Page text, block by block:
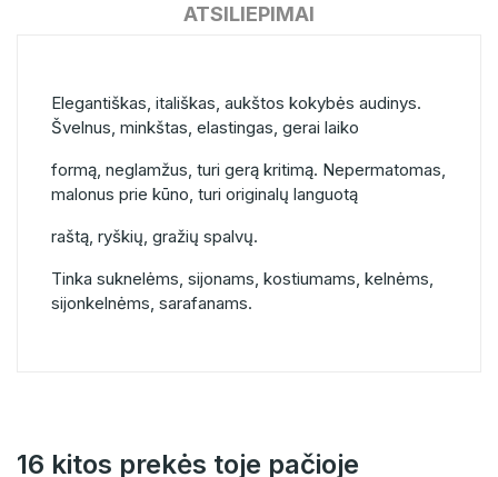
ATSILIEPIMAI
Elegantiškas, itališkas, aukštos kokybės audinys.
Švelnus, minkštas, elastingas, gerai laiko
formą, neglamžus, turi gerą kritimą. Nepermatomas,
malonus prie kūno, turi originalų languotą
raštą, ryškių, gražių spalvų.
Tinka suknelėms, sijonams, kostiumams, kelnėms,
sijonkelnėms, sarafanams.
16 kitos prekės toje pačioje